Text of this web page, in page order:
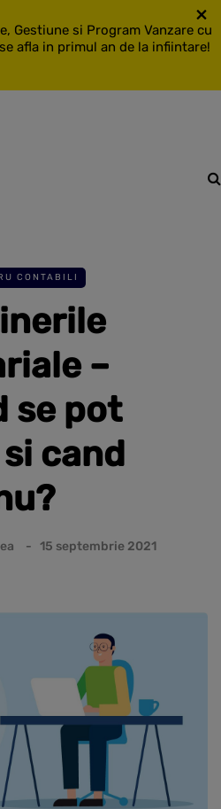
Gestiune si Program Vanzare cu
afla in primul an de la infiintare!
×
CONTABILI
–
se pot
cand
15 septembrie 2021